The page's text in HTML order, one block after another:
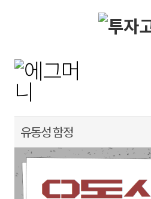
유동성 함정